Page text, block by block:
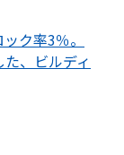
ク率3％。
、ビルディ